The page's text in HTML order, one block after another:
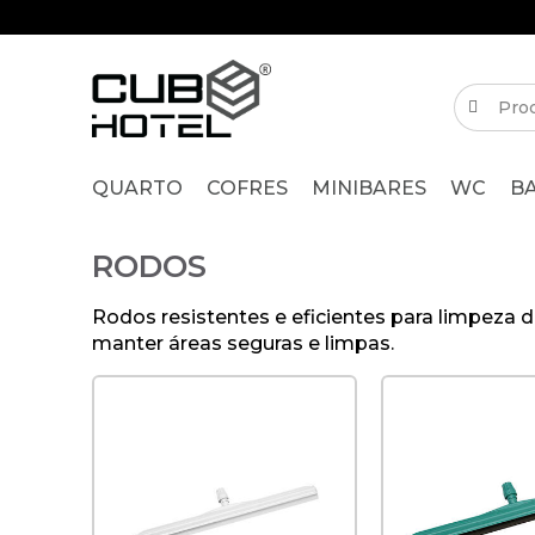
QUARTO COFRES MINIBARES WC
RODOS
Rodos resistentes e eficientes para limpeza
manter áreas seguras e limpas.